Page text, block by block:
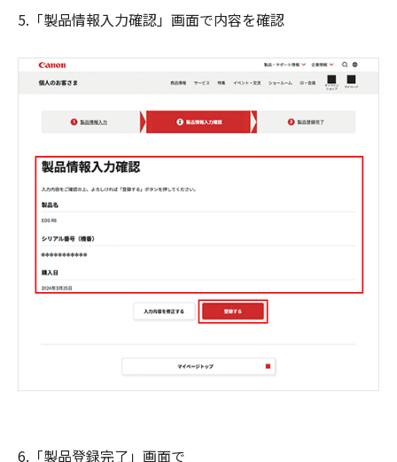
5.「製品情報入力確認」画面で内容を確認
6.「製品登録完了」画面で